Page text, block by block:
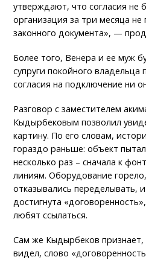
утверждают, что согласия не
организация за три месяца
законного документа», —
Более того, Венера и ее муж
супруги покойного владельца
согласия на подключение ни
Разговор с заместителем
Кыдырбековым позволил
картину. По его словам,
гораздо раньше: объект
несколько раз – сначала к
линиям. Оборудование
отказывались переделывать,
достигнута
любят ссылаться.
Сам же Кыдырбеков признает,
видел, слово